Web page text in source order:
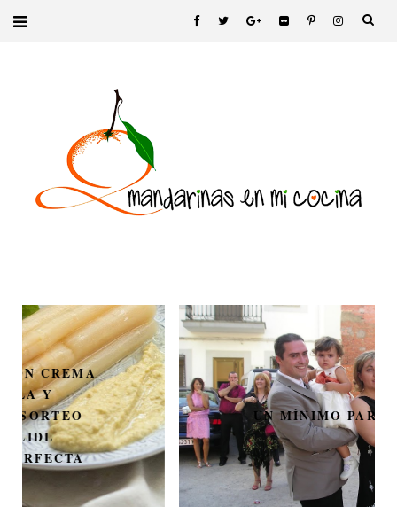
UN MÍNIMO PARÉNTESIS